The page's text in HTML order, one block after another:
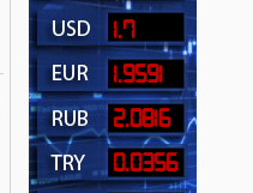
1.7
1.9591
2.0816
0.0356